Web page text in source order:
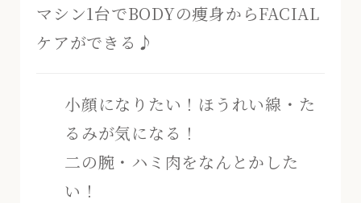
マシン1台でBODYの痩身からFACIAL
ケアができる♪
小顔になりたい！ほうれい線・た
るみが気になる！
二の腕・ハミ肉をなんとかした
い！